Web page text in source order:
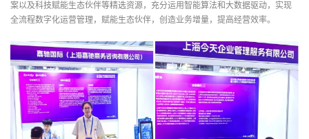
案以及科技赋能生态伙伴等精选资源，充分运用智能算法和大数据驱动，实现
全流程数字化运营管理，赋能生态伙伴，创造业务增量，提高经营效率。